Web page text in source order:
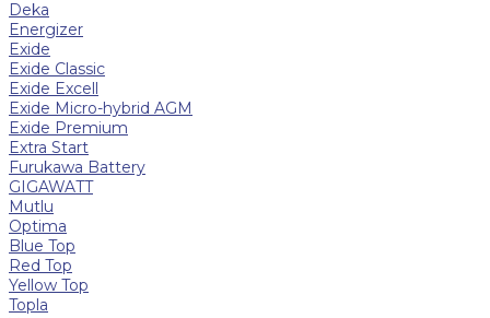
Deka
Energizer
Exide
Exide Classic
Exide Excell
Exide Micro-hybrid AGM
Exide Premium
Extra Start
Furukawa Battery
GIGAWATT
Mutlu
Optima
Blue Top
Red Top
Yellow Top
Topla